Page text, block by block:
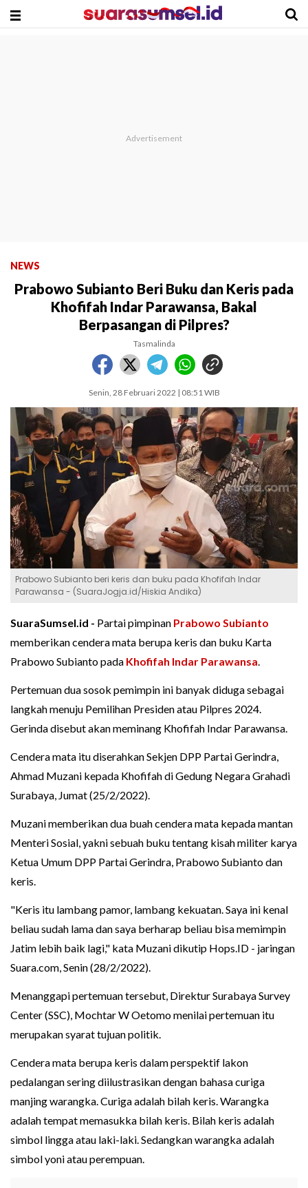
NEWS
Prabowo Subianto Beri Buku dan Keris pada
Khofifah Indar Parawansa, Bakal
Berpasangan di Pilpres?
Tasmalinda
Senin, 28 Februari 2022 | 08:51 WIB
Prabowo Subianto beri keris dan buku pada Khofifah Indar
Parawansa - (SuaraJogja.id/Hiskia Andika)
SuaraSumsel.id - Partai pimpinan Prabowo Subianto
memberikan cendera mata berupa keris dan buku Karta
Prabowo Subianto pada Khofifah Indar Parawansa.
Pertemuan dua sosok pemimpin ini banyak diduga sebagai
langkah menuju Pemilihan Presiden atau Pilpres 2024.
Gerinda disebut akan meminang Khofifah Indar Parawansa.
Cendera mata itu diserahkan Sekjen DPP Partai Gerindra,
Ahmad Muzani kepada Khofifah di Gedung Negara Grahadi
Surabaya, Jumat (25/2/2022).
Muzani memberikan dua buah cendera mata kepada mantan
Menteri Sosial, yakni sebuah buku tentang kisah militer karya
Ketua Umum DPP Partai Gerindra, Prabowo Subianto dan
keris.
"Keris itu lambang pamor, lambang kekuatan. Saya ini kenal
beliau sudah lama dan saya berharap beliau bisa memimpin
Jatim lebih baik lagi," kata Muzani dikutip Hops.ID - jaringan
Suara.com, Senin (28/2/2022).
Menanggapi pertemuan tersebut, Direktur Surabaya Survey
Center (SSC), Mochtar W Oetomo menilai pertemuan itu
merupakan syarat tujuan politik.
Cendera mata berupa keris dalam perspektif lakon
pedalangan sering diilustrasikan dengan bahasa curiga
manjing warangka. Curiga adalah bilah keris. Warangka
adalah tempat memasukka bilah keris. Bilah keris adalah
simbol lingga atau laki-laki. Sedangkan warangka adalah
simbol yoni atau perempuan.